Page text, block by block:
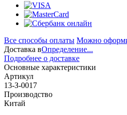
Все способы оплаты Можно
Доставка вОпределение...
Подробнее о доставке
Основные характеристики
Артикул
13-З-0017
Производство
Китай